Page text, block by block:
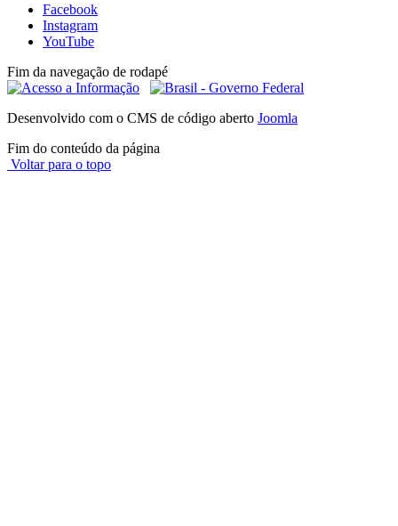
Facebook
Instagram
YouTube
Fim da navegação de rodapé
Desenvolvido com o CMS de código aberto Joomla
Fim do conteúdo da página
Voltar para o topo